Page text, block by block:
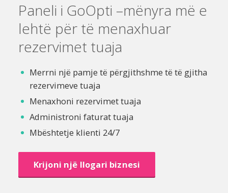
Paneli i GoOpti –mënyra më e
lehtë për të menaxhuar
rezervimet tuaja
Merrni një pamje të përgjithshme të të gjitha
rezervimeve tuaja
Menaxhoni rezervimet tuaja
Administroni faturat tuaja
Mbështetje klienti 24/7
Krijoni një llogari biznesi